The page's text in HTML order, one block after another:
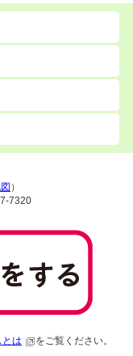
）
7320
は をご覧ください。